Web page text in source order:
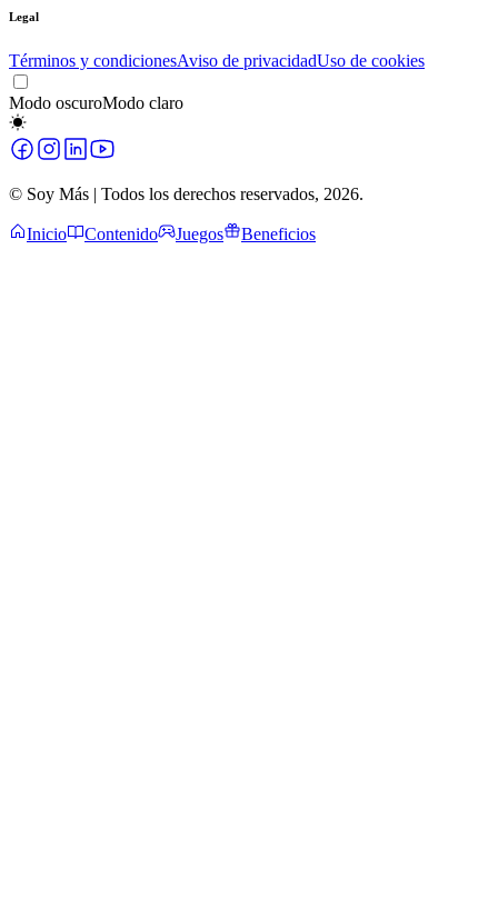
Legal
Términos y condicionesAviso de privacidadUso de cookies
Modo oscuroModo claro
© Soy Más | Todos los derechos reservados, 2026.
Inicio Contenido Juegos Beneficios